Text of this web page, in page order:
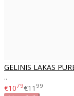
GELINIS LAKAS
..
€1079€11 99